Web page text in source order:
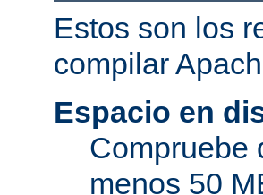
Estos son los
compilar
Espacio en
Compruebe
menos 50